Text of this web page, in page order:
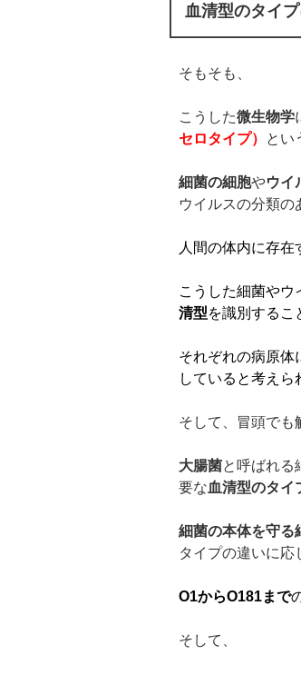
血清型のタイ
そもそも、
こうした微生物学
セロタイプ）
とい
細菌の細胞やウイ
ウイルスの分類の
人間の体内に存在
こうした細菌やウ
清型を識別するこ
それぞれの病原体
していると考えら
そして、冒頭でも
大腸菌と呼ばれる
要な血清型のタイ
細菌の本体を守る
タイプの違いに応
O1からO181まで
そして、